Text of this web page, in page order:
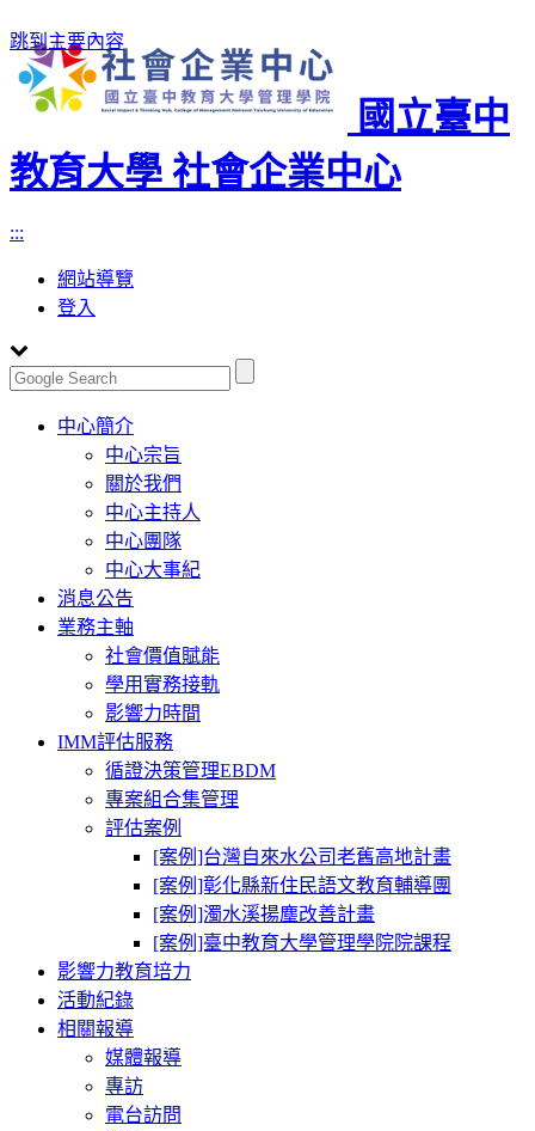
跳到主要內容
國立臺中
教育大學 社會企業中心
:::
網站導覽
登入
Toggle
navigation
中心簡介
中心宗旨
關於我們
中心主持人
中心團隊
中心大事紀
消息公告
業務主軸
社會價值賦能
學用實務接軌
影響力時間
IMM評估服務
循證決策管理EBDM
專案組合集管理
評估案例
[案例]台灣自來水公司老舊高地計畫
[案例]彰化縣新住民語文教育輔導團
[案例]濁水溪揚塵改善計畫
[案例]臺中教育大學管理學院院課程
影響力教育培力
活動紀錄
相關報導
媒體報導
專訪
電台訪問